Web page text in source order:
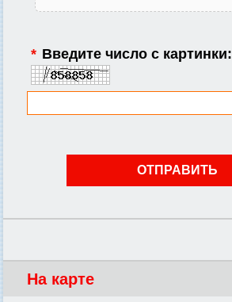
* Введите число с картинки:
На карте